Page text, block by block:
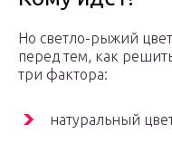
Но светло-рыжий
перед тем, как
три фактора:
натуральный